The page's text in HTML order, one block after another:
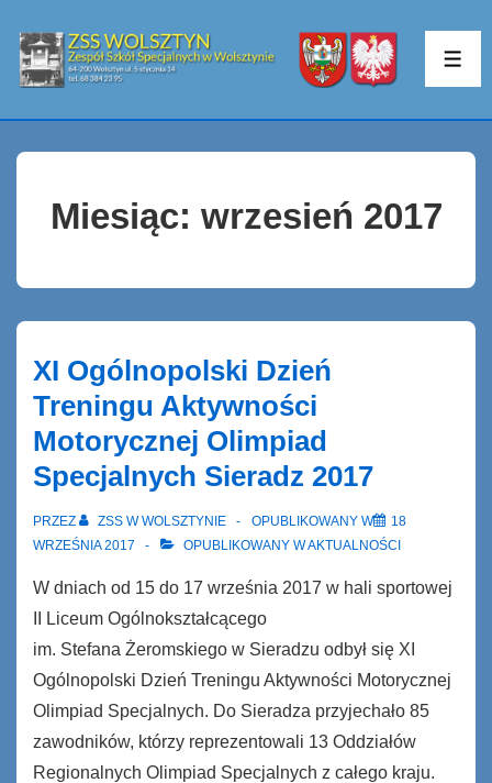
Skip
Miesiąc: wrzesień 2017
XI Ogólnopolski Dzień
Treningu Aktywności
Motorycznej Olimpiad
Specjalnych Sieradz 2017
PRZEZ ZSS W WOLSZTYNIE OPUBLIKOWANY W
18
WRZEŚNIA 2017
OPUBLIKOWANY WAKTUALNOŚCI
W dniach od 15 do 17 września 2017 w hali sportowej
II Liceum Ogólnokształcącego
im. Stefana Żeromskiego w Sieradzu odbył się XI
Ogólnopolski Dzień Treningu Aktywności Motorycznej
Olimpiad Specjalnych. Do Sieradza przyjechało 85
zawodników, którzy reprezentowali 13 Oddziałów
Regionalnych Olimpiad Specjalnych z całego kraju.